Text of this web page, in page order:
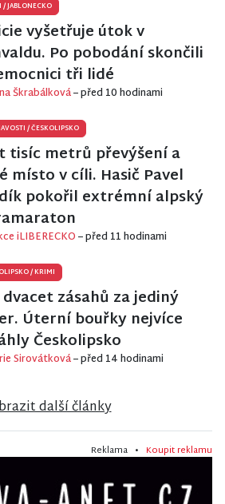
/JABLONECKO
vyšetřuje útok v
Po pobodání skončili
tři lidé
Škrabálková– před 10 hodinami
/ČESKOLIPSKO
tisíc metrů převýšení a
místo v cíli. Hasič Pavel
pokořil extrémní alpský
iLIBERECKO– před 11 hodinami
/KRIMI
zásahů za jediný
Úterní bouřky nejvíce
Českolipsko
Sirovátková– před 14 hodinami
další články
Reklama • Koupit reklamu